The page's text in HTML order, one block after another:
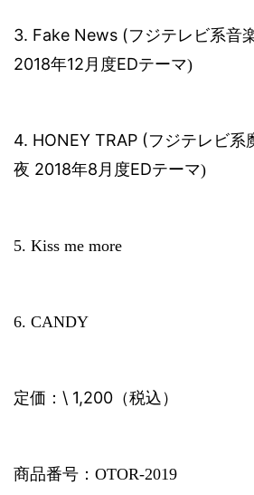
3. Fake News (フジテレビ系音
2018年12 月度EDテーマ)
4. HONEY TRAP ( フジテレビ系
夜 2018年8 月度EDテーマ)
5. Kiss me more
6. CANDY
定価： \ 1,200 （税込）
商品番号： OTOR-2019